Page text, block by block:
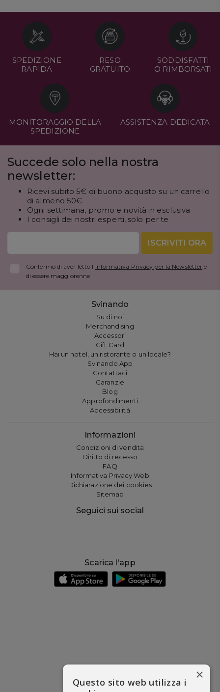
SPEDIZIONE
RAPIDA
RESO
GRATUITO
SODDISFATTI
O RIMBORSATI
MONITORAGGIO DELLA
SPEDIZIONE
ASSISTENZA DEDICATA
Succede solo nella nostra
newsletter:
Ricevi subito 5€ di buono acquisto su un carrello
di almeno 50€
Ogni settimana, promo e novità in esclusiva
I consigli dei nostri esperti, solo per te
ISCRIVITI ORA
Confermo di aver letto l' Informativa Privacy per la Newsletter e
di essere maggiorenne
Svinando
Su di noi
Merchandising
Accessori
Gift Card
Hai un hotel, un ristorante o un locale?
Svinando App
Contattaci
Garanzie
Blog
Approfondimenti
Accessibilità
Informazioni
Condizioni di vendita
Diritto di recesso
FAQ
Informativa Privacy Web
Dichiarazione dei cookies
Sitemap
Seguici sui social
Scarica l'app
×
Questo sito web utilizza i